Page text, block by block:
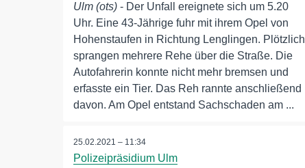
Ulm (ots) - Der Unfall ereignete sich um 5.20
Uhr. Eine 43-Jährige fuhr mit ihrem Opel von
Hohenstaufen in Richtung Lenglingen. Plötzlich
sprangen mehrere Rehe über die Straße. Die
Autofahrerin konnte nicht mehr bremsen und
erfasste ein Tier. Das Reh rannte anschließend
davon. Am Opel entstand Sachschaden am ...
25.02.2021 – 11:34
Polizeipräsidium Ulm